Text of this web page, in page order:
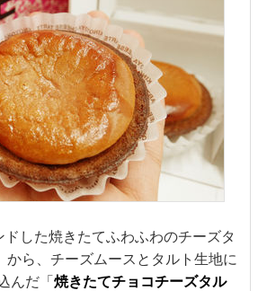
した焼きたてふわふわのチーズタ
から、チーズムースとタルト生地に
んだ「焼きたてチョコチーズタル